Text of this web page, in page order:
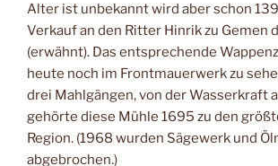
Alter ist unbekannt wird aber schon
Verkauf an den Ritter Hinrik zu Gemen
(erwähnt). Das entsprechende
heute noch im Frontmauerwerk zu
drei Mahlgängen, von der Wasserkraft
gehörte diese Mühle 1695 zu den
Region. (1968 wurden Sägewerk und
abgebrochen.)